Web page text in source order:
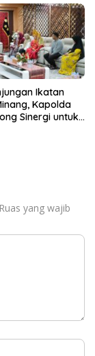
Ikatan
Kapolda
Sinergi untuk
Ruas yang wajib